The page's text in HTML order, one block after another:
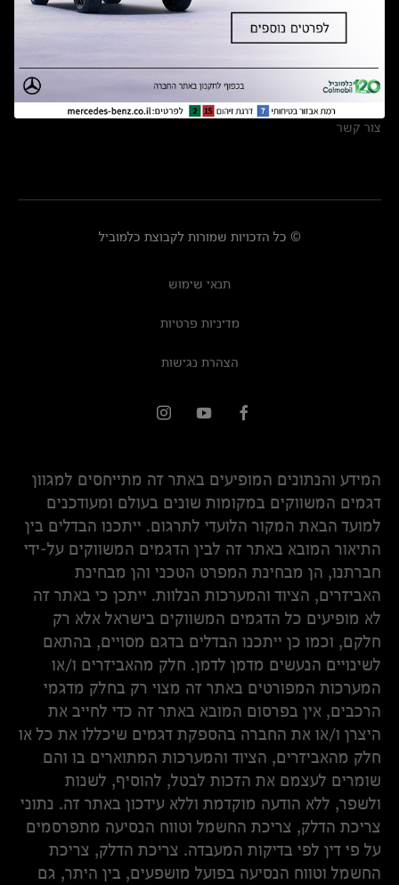
מצאו אותנו
אולמות תצוגה
מרכזי שירות
צור קשר
© כל הזכויות שמורות לקבוצת כלמוביל
תנאי שימוש
מדיניות פרטיות
הצהרת נגישות
המידע והנתונים המופיעים באתר זה מתייחסים למגוון
דגמים המשווקים במקומות שונים בעולם ומעודכנים
למועד הבאת המקור הלועדי לתרגום. ייתכנו הבדלים בין
התיאור המובא באתר זה לבין הדגמים המשווקים על-ידי
חברתנו, הן מבחינת המפרט הטכני והן מבחינת
האביזרים, הציוד והמערכות הנלוות. ייתכן כי באתר זה
לא מופיעים כל הדגמים המשווקים בישראל אלא רק
חלקם, וכמו כן ייתכנו הבדלים בדגם מסויים, בהתאם
לשינויים הנעשים מדמן לדמן. חלק מהאביזרים ו/או
המערכות המפורטים באתר זה מצוי רק בחלק מדגמי
הרכבים, אין בפרסום המובא באתר זה כדי לחייב את
היצרן ו/או את החברה בהספקת דגמים שיכללו את כל או
חלק מהאביזרים, הציוד והמערכות המתוארים בו והם
שומרים לעצמם את הזכות לבטל, להוסיף, לשנות
ולשפר, ללא הודעה מוקדמת וללא עידכון באתר זה. נתוני
צריכת הדלק, צריכת החשמל וטווח הנסיעה מתפרסמים
על פי דין לפי בדיקות המעבדה. צריכת הדלק, צריכת
החשמל וטווח הנסיעה בפועל מושפעים, בין היתר, גם